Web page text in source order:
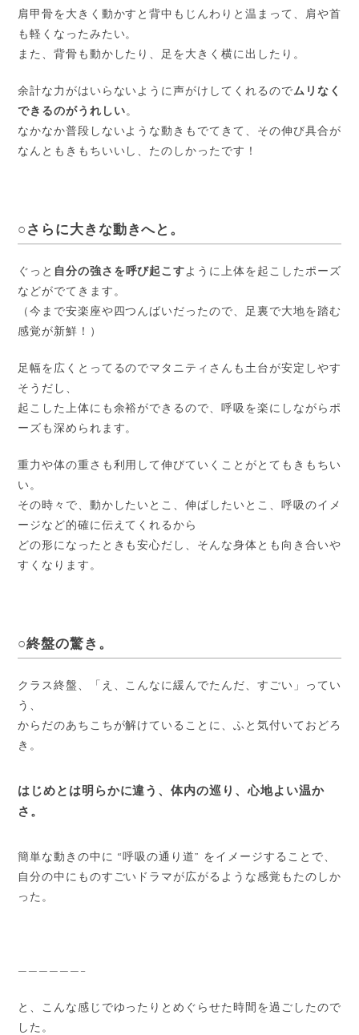
肩甲骨を大きく動かすと背中もじんわりと温まって、肩や首
も軽くなったみたい。
また、背骨も動かしたり、足を大きく横に出したり。
余計な力がはいらないように声がけしてくれるのでムリなく
できるのがうれしい。
なかなか普段しないような動きもでてきて、その伸び具合が
なんともきもちいいし、たのしかったです！
○さらに大きな動きへと。
ぐっと 自分の強さを呼び起こすように上体を起こしたポーズ
などがでてきます。
（今まで安楽座や四つんばいだったので、足裏で大地を踏む
感覚が新鮮！）
足幅を広くとってるのでマタニティさんも土台が安定しやす
そうだし、
起こした上体にも余裕ができるので、呼吸を楽にしながらポ
ーズも深められます。
重力や体の重さも利用して伸びていくことがとてもきもちい
い。
その時々で、動かしたいとこ、伸ばしたいとこ、呼吸のイメ
ージなど的確に伝えてくれるから
どの形になったときも安心だし、そんな身体とも向き合いや
すくなります。
○終盤の驚き。
クラス終盤、「え、こんなに緩んでたんだ、すごい」ってい
う、
からだのあちこちが解けていることに、ふと気付いておどろ
き。
はじめとは明らかに違う、体内の巡り、心地よい温か
さ。
簡単な動きの中に “呼吸の通り道” をイメージすることで、
自分の中にものすごいドラマが広がるような感覚もたのしか
った。
——————–
と、こんな感じでゆったりとめぐらせた時間を過ごしたので
した。